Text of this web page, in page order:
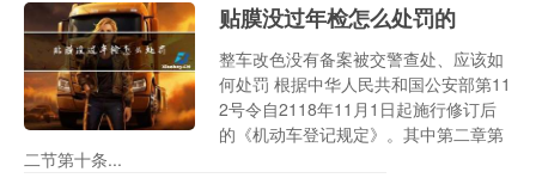
贴膜没过年检怎么处罚的
整车改色没有备案被交警查处、应该如
何处罚 根据中华人民共和国公安部第11
2号令自2118年11月1日起施行修订后
的《机动车登记规定》。其中第二章第
二节第十条...